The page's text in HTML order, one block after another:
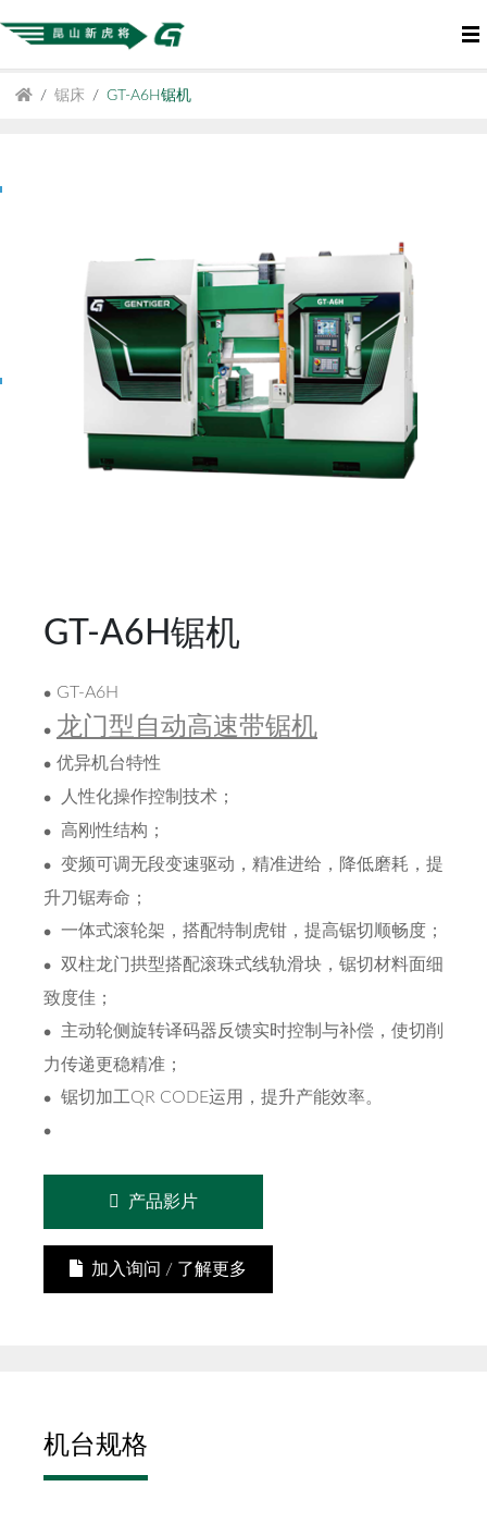
锯床 GT-A6H锯机
GT-A6H锯机
GT-A6H
龙门型自动高速带锯机
优异机台特性
人性化操作控制技术；
高刚性结构；
变频可调无段变速驱动，精准进给，降低磨耗，提
升刀锯寿命；
一体式滚轮架，搭配特制虎钳，提高锯切顺畅度；
双柱龙门拱型搭配滚珠式线轨滑块，锯切材料面细
致度佳；
主动轮侧旋转译码器反馈实时控制与补偿，使切削
力传递更稳精准；
锯切加工QR CODE运用，提升产能效率。
产品影片
加入询问 / 了解更多
机台规格